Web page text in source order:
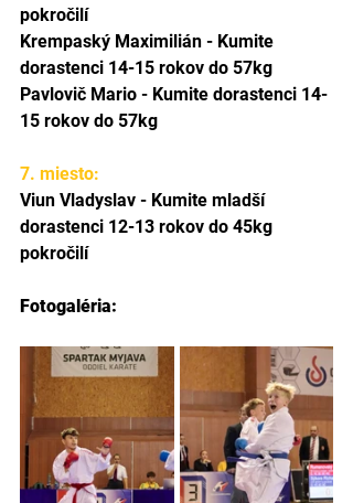
pokročilí
Krempaský Maximilián - Kumite
dorastenci 14-15 rokov do 57kg
Pavlovič Mario - Kumite dorastenci 14-
15 rokov do 57kg
7. miesto:
Viun Vladyslav - Kumite mladší
dorastenci 12-13 rokov do 45kg
pokročilí
Fotogaléria: